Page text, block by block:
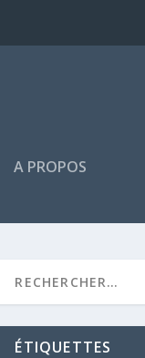
A PROPOS
ÉTIQUETTES